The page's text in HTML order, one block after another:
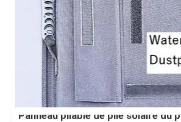
Panneau pliable de pile solaire du